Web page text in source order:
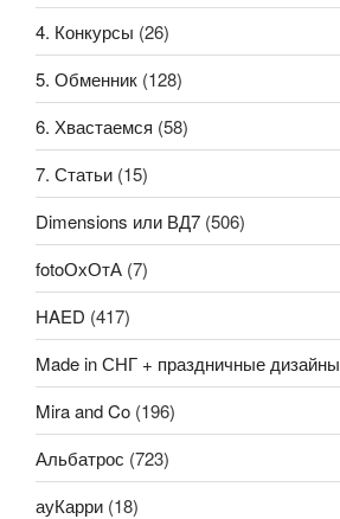
4. Конкурсы (26)
5. Обменник (128)
6. Хвастаемся (58)
7. Статьи (15)
Dimensions или ВД7 (506)
fotoОхОтА (7)
HAED (417)
Made in СНГ + праздничные дизайны
Mira and Co (196)
Альбатрос (723)
ауКарри (18)